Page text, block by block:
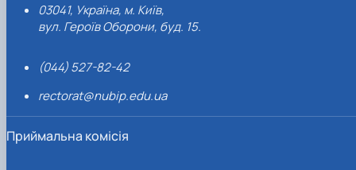
03041, Україна, м. Київ,
вул. Героїв Оборони, буд. 15.
(044) 527-82-42
rectorat@nubip.edu.ua
Приймальна комісія